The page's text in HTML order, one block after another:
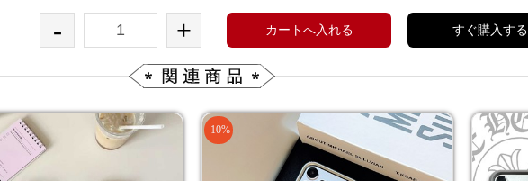
- + カートへ入れる すぐ購入する
-10%